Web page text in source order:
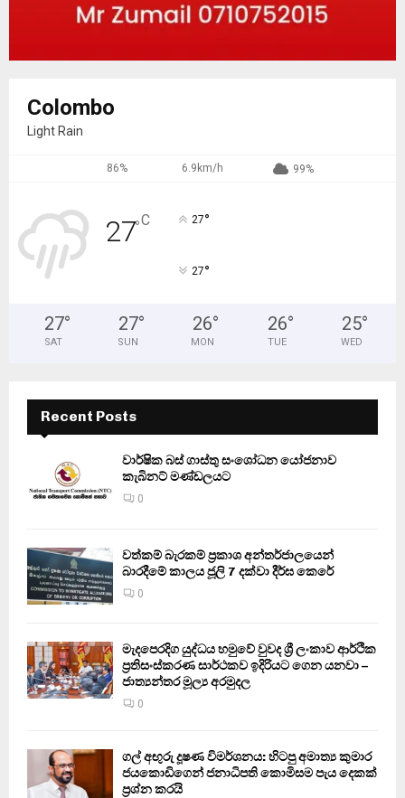
Colombo
Light Rain
86% 6.9km/h 99%
27°C 27°
27°
27°
SAT
27°
SUN
26°
MON
26°
TUE
25°
WED
Recent Posts
වාර්ෂික බස් ගාස්තු සංශෝධන යෝජනාව
කැබිනට් මණ්ඩලයට
0
වත්කම් බැරකම් ප්‍රකාශ අන්තර්ජාලයෙන්
බාරදීමේ කාලය ජූලි 7 දක්වා දීර්ඝ කෙරේ
0
මැදපෙරදිග යුද්ධය හමුවේ වුවද ශ්‍රී ලංකාව ආර්ථික
ප්‍රතිසංස්කරණ සාර්ථකව ඉදිරියට ගෙන යනවා –
ජාත්‍යන්තර මූල්‍ය අරමුදල
0
ගල් අඟුරු දූෂණ විමර්ශනය: හිටපු අමාත්‍ය කුමාර
ජයකොඩිගෙන් ජනාධිපති කොමිසම පැය දෙකක්
ප්‍රශ්න කරයි